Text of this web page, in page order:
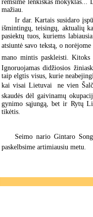
remsime lenkiškas
mažiau.
Ir dar. Kartais susidaro
išmintingų, teisingų, aktualių
pasiektų tuos, kuriems
atsiuntė savo tekstą, o
mano mintis paskleisti.
Ignoruojamas didžiosios
taip elgtis visus, kurie
kai visai Lietuvai  ne vien
skaudės dėl gaivinamų
gynimo sąjungą, bet ir Rytų
tikėtis.
Seimo nario Gintaro
paskelbsime artimiausiu metu.